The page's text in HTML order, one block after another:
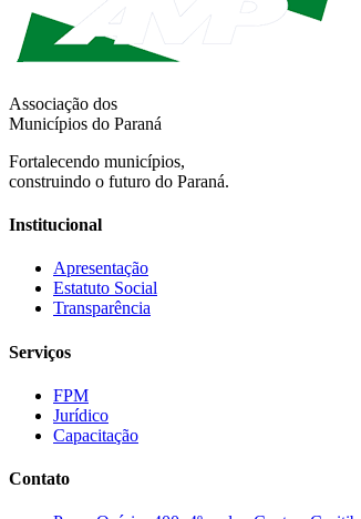
Associação dos
Municípios do Paraná
Fortalecendo municípios,
construindo o futuro do Paraná.
Institucional
Apresentação
Estatuto Social
Transparência
Serviços
FPM
Jurídico
Capacitação
Contato